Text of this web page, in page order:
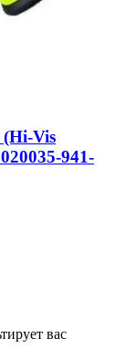
Vis
941-
вас